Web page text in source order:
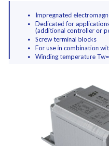
Impregnated
Dedicated for
(additional controller or
Screw terminal blocks
For use in combination
Winding temperature